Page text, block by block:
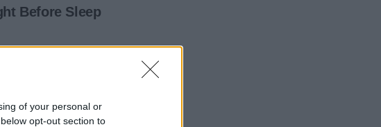
of your personal or
opt-out section to